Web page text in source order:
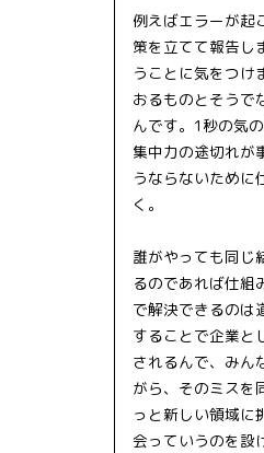
例えばエラーが起
策を立てて報告し
うことに気をつけ
おるものとそうで
んです。1秒の気
集中力の途切れが
うならないために
く。
誰がやっても同じ
るのであれば仕組
で解決できるのは
することで企業と
されるんで、みん
がら、そのミスを
っと新しい領域に
会っていうのを設